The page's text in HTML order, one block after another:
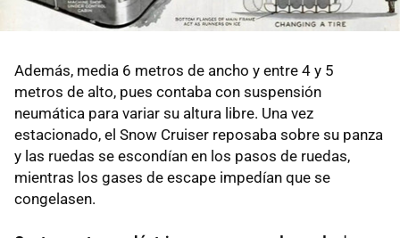
Además, media 6 metros de ancho y entre 4 y 5
metros de alto, pues contaba con suspensión
neumática para variar su altura libre. Una vez
estacionado, el Snow Cruiser reposaba sobre su panza
y las ruedas se escondían en los pasos de ruedas,
mientras los gases de escape impedían que se
congelasen.